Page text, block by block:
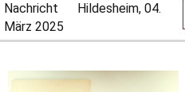
Nachricht Hildesheim, 04.
März 2025